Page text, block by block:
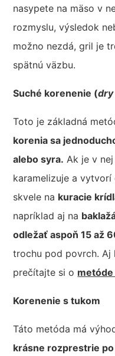
nasypete na mäso v
rozmyslu, výsledok
možno nezdá, gril je
spätnú väzbu.
Suché korenenie (
Toto je základná
korenia sa
alebo syra. Ak je v
karamelizuje a vytvorí
skvele na kuracie
napríklad aj na
odležať aspoň 15 až
trochu pod povrch. Aj
prečítajte si o
Korenenie s tukom
Táto metóda má
krásne rozprestrie